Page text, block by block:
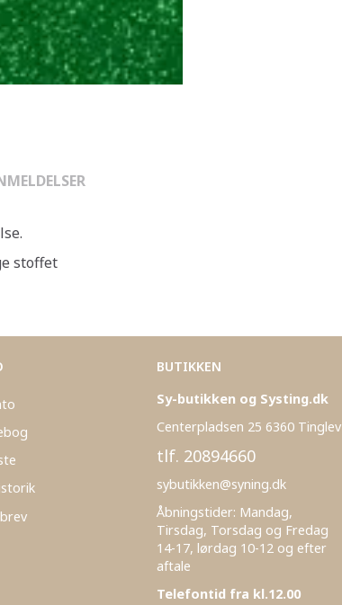
stoffet
BUTIKKEN
Sy-butikken og Systing.dk
Centerpladsen 25 6360 Tinglev
tlf. 20894660
sybutikken@syning.dk
Åbningstider: Mandag,
Tirsdag, Torsdag og Fredag
14-17, lørdag 10-12 og efter
aftale
Telefontid fra kl.12.00